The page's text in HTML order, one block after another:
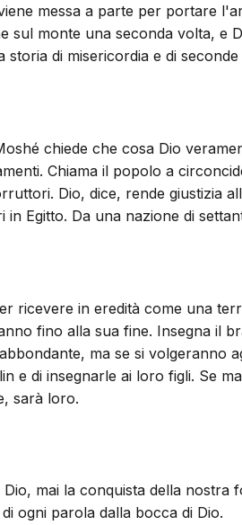
messa a parte per portare
sul monte una seconda volta,
di misericordia e di seconde
chiede che cosa Dio
Chiama il popolo a
Dio, dice, rende giustizia
Egitto. Da una nazione di
ricevere in eredità come una
fino alla sua fine. Insegna il
ma se si volgeranno
e di insegnarle ai loro figli. Se
sarà loro.
mai la conquista della nostra
ogni parola dalla bocca di Dio.